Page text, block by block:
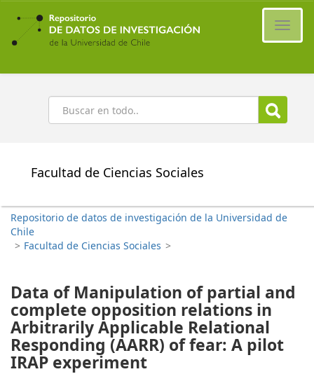
Ir
contenido
principal
Buscar
Facultad de Ciencias Sociales
Repositorio de datos de investigación de la Universidad de
Chile
> Facultad de Ciencias Sociales >
Data of Manipulation of partial and
complete opposition relations in
Arbitrarily Applicable Relational
Responding (AARR) of fear: A pilot
IRAP experiment